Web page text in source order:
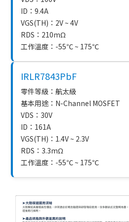
ID：9.4A
VGS(TH)：2V ~ 4V
RDS：210mΩ
工作溫度：-55℃ ~ 175℃
IRLR7843PbF
零件等級：航太級
基本用途：N-Channel MOSFET
VDS：30V
ID：161A
VGS(TH)：1.4V ~ 2.3V
RDS：3.3mΩ
工作溫度：-55℃ ~ 175℃